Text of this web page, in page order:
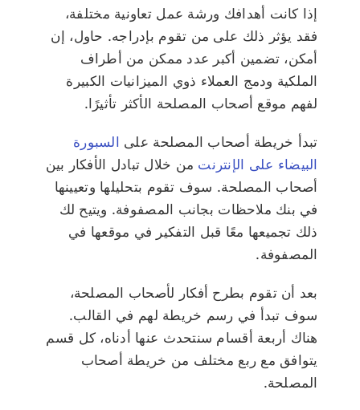
إذا كانت أهدافك ورشة عمل تعاونية مختلفة،
فقد يؤثر ذلك على من تقوم بإدراجه. حاول، إن
أمكن، تضمين أكبر عدد ممكن من أطراف
الملكية ودمج العملاء ذوي الميزانيات الكبيرة
لفهم موقع أصحاب المصلحة الأكثر تأثيرًا.
تبدأ خريطة أصحاب المصلحة على السبورة
البيضاء على الإنترنت من خلال تبادل الأفكار بين
أصحاب المصلحة. سوف تقوم بتحليلها وتعيينها
في بنك ملاحظات بجانب المصفوفة. ويتيح لك
ذلك تجميعها معًا قبل التفكير في موقعها في
المصفوفة.
بعد أن تقوم بطرح أفكار لأصحاب المصلحة،
سوف تبدأ في رسم خريطة لهم في القالب.
هناك أربعة أقسام سنتحدث عنها أدناه، كل قسم
يتوافق مع ربع مختلف من خريطة أصحاب
المصلحة.